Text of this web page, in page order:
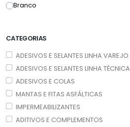
CATEGORIAS
ADESIVOS E SELANTES LINHA VAREJO
ADESIVOS E SELANTES LINHA TÉCNICA
ADESIVOS E COLAS
MANTAS E FITAS ASFÁLTICAS
IMPERMEABILIZANTES
ADITIVOS E COMPLEMENTOS
Branco